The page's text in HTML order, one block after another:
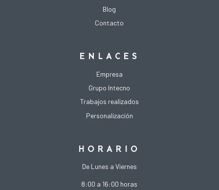
Blog
Contacto
ENLACES
Empresa
Grupo Intecno
Trabajos realizados
Personalización
HORARIO
De Lunes a Viernes
8:00 a 16:00 horas